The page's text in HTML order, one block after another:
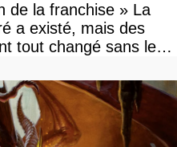
de la franchise » La
a existé, mais des
tout changé sans le